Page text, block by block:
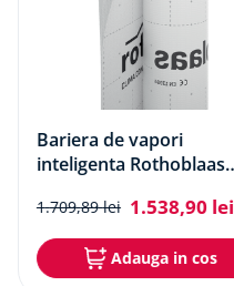
Bariera de vapori
inteligenta Rothoblaas
1.709,89 lei 1.538,90 lei
Adauga in cos